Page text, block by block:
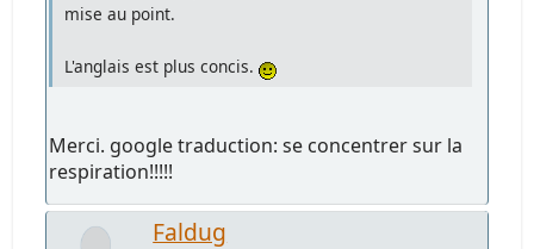
mise au point.
L'anglais est plus concis.
Merci. google traduction: se concentrer sur la
respiration!!!!!
Faldug